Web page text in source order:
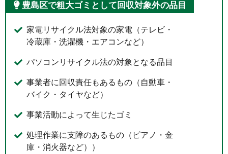
豊島区で粗大ゴミとして回収対象外の品目
家電リサイクル法対象の家電（テレビ・
冷蔵庫・洗濯機・エアコンなど）
パソコンリサイクル法の対象となる品目
事業者に回収責任もあるもの（自動車・
バイク・タイヤなど）
事業活動によって生じたゴミ
処理作業に支障のあるもの（ピアノ・金
庫・消火器など））